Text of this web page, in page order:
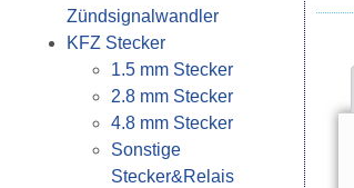
Zündsignalwandler
KFZ Stecker
1.5 mm Stecker
2.8 mm Stecker
4.8 mm Stecker
Sonstige
Stecker&Relais